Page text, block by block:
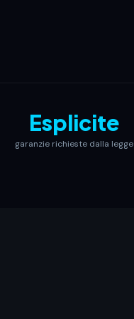
Esplicite
garanzie richieste dalla legge